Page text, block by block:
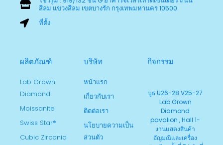
สีลม แขวงสีลม เขตบางรัก กรุงเทพมหานคร 10500
ที่ตั้ง
ผลิตภัณฑ์
Lab Grown
Diamond
Moissanite
Swiss Star®
Cubic Zirconia
บริษัท
หน้าแรก
เกี่ยวกับเรา
ติดต่อเรา
นโยบายความเป็น
ส่วนตัว
กิจกรรม
บูธ U26-28 V25-27
Lab Grown
Diamond
pavalion , Hall 1-
งานแสดงสินค้า
อัญมณีและเครื่อง